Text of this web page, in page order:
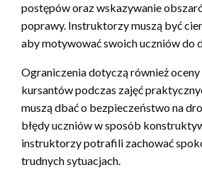
postępów oraz wskazywanie
poprawy. Instruktorzy muszą być
aby motywować swoich uczniów do
Ograniczenia dotyczą również
kursantów podczas zajęć
muszą dbać o bezpieczeństwo na
błędy uczniów w sposób
instruktorzy potrafili zachować
trudnych sytuacjach.